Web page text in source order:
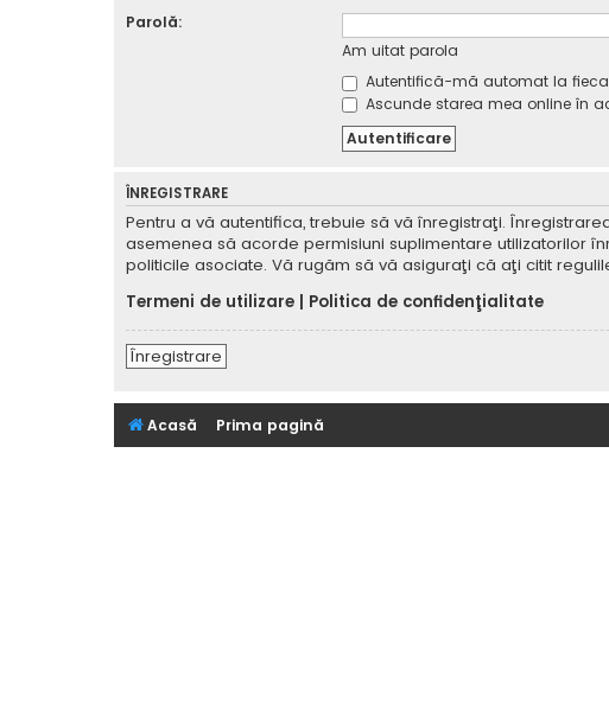
Parolă:
Am uitat parola
Autentifică-mă automat la
Ascunde starea mea online în
ÎNREGISTRARE
Pentru a vă autentifica, trebuie să vă înregistraţi.
asemenea să acorde permisiuni suplimentare utilizatorilor
politicile asociate. Vă rugăm să vă asiguraţi că aţi citit
Termeni de utilizare
Politica de confidenţialitate
Înregistrare
Acasă Prima pagină